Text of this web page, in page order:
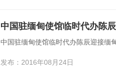
中国驻缅甸使馆临时代办陈
中国驻缅甸使馆临时代办陈辰迎接缅
发布：2016年08月24日